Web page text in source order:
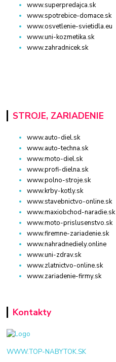
www.superpredajca.sk
www.spotrebice-domace.sk
www.osvetlenie-svietidla.eu
www.uni-kozmetika.sk
www.zahradnicek.sk
STROJE, ZARIADENIE
www.auto-diel.sk
www.auto-techna.sk
www.moto-diel.sk
www.profi-dielna.sk
www.polno-stroje.sk
www.krby-kotly.sk
www.stavebnictvo-online.sk
www.maxiobchod-naradie.sk
www.moto-prislusenstvo.sk
www.firemne-zariadenie.sk
www.nahradnediely.online
www.uni-zdrav.sk
www.zlatnictvo-online.sk
www.zariadenie-firmy.sk
Kontakty
WWW.TOP-NABYTOK.SK